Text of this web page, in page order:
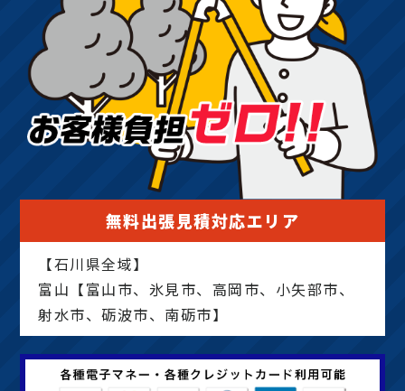
無料出張見積対応エリア
【石川県全域】
富山【富山市、氷見市、高岡市、小矢部市、
射水市、砺波市、南砺市】